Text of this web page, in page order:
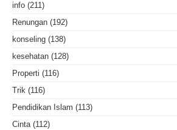
info (211)
Renungan (192)
konseling (138)
kesehatan (128)
Properti (116)
Trik (116)
Pendidikan Islam (113)
Cinta (112)